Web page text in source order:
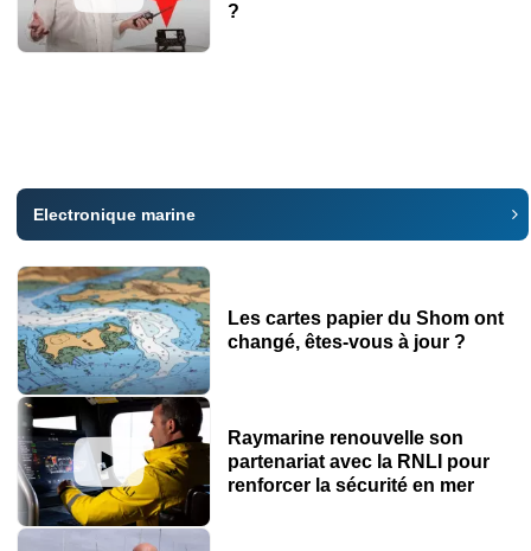
?
Electronique marine
Les cartes papier du Shom ont
changé, êtes-vous à jour ?
Raymarine renouvelle son
partenariat avec la RNLI pour
renforcer la sécurité en mer